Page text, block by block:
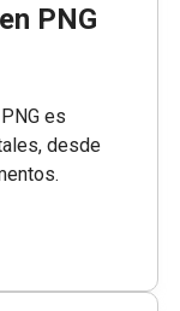
PNG
es
desde
usar,